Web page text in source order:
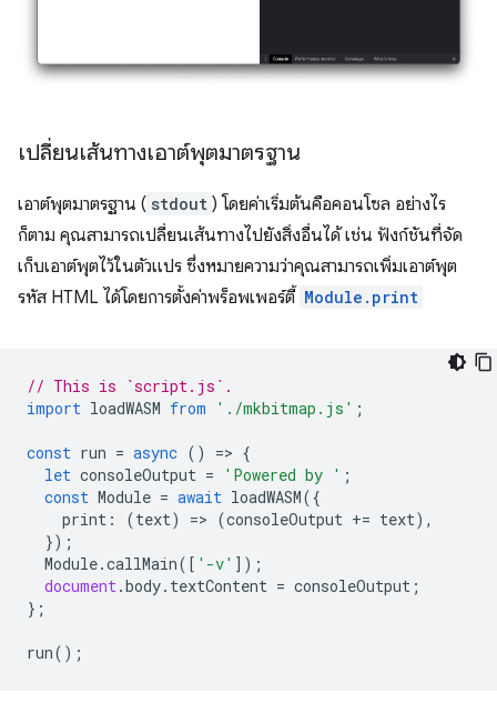
เปลี่ยนเส้นทางเอาต์พุตมาตรฐาน
เอาต์พุตมาตรฐาน ( stdout ) โดยค่าเริ่มต้นคือคอนโซล อย่างไร
ก็ตาม คุณสามารถเปลี่ยนเส้นทางไปยังสิ่งอื่นได้ เช่น ฟังก์ชันที่จัด
เก็บเอาต์พุตไว้ในตัวแปร ซึ่งหมายความว่าคุณสามารถเพิ่มเอาต์พุต
รหัส HTML ได้โดยการตั้งค่าพร็อพเพอร์ตี้ Module.print
// This is `script.js`.
import loadWASM from './mkbitmap.js' ;
const run = async () => {
let consoleOutput = 'Powered by ' ;
const Module = await loadWASM({
print : (text) => (consoleOutput += text),
});
Module.callMain([ '-v' ]);
document.body. textContent = consoleOutput ;
};
run();